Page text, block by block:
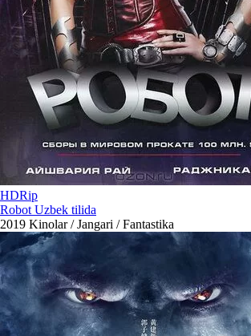
HDRip
Robot Uzbek tilida
2019 Kinolar / Jangari / Fantastika